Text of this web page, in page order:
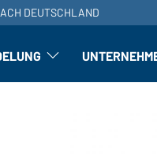
DEUTSCHLAND
öffnen Veredelung: Untermenü